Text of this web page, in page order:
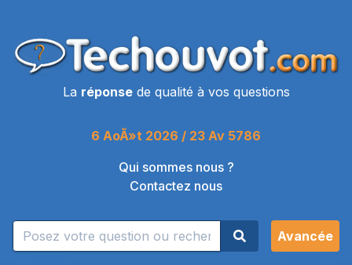
La réponsede qualité à vos questions
6 AoÃ»t 2026 / 23 Av 5786
Qui sommes nous ?
Contactez nous
Avancée